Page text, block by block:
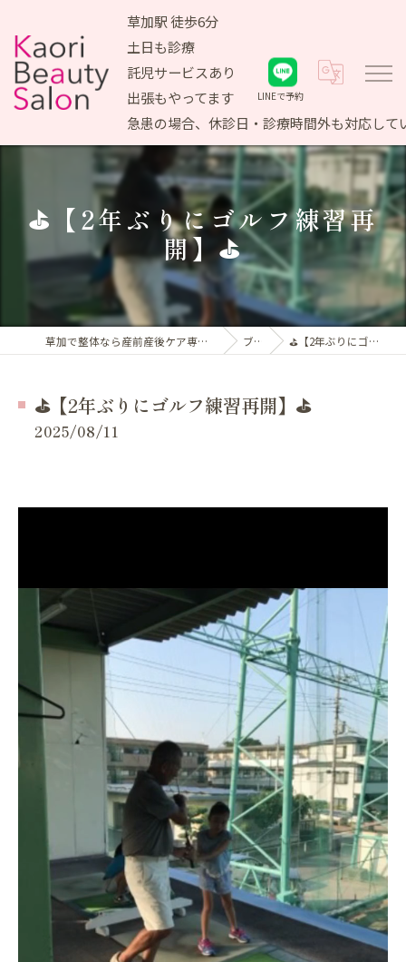
草加駅 徒歩6分
土日も診療
託児サービスあり
出張もやってます
急患の場合、休診日・診療時間外も対応して
LINEで予約
⛳【2年ぶりにゴルフ練習再
開】⛳
草加で整体なら産前産後ケア専門 かおりビューティサロン ブログ ⛳【2年ぶりにゴルフ練習再開】⛳
⛳【2年ぶりにゴルフ練習再開】⛳
2025/08/11